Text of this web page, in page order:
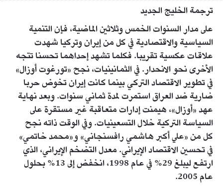
ترجمة الخليج الجديد
على مدار السنوات الخمس وثلاثين الماضية، فإن التنمية
السياسية والاقتصادية في كل من إيران وتركيا شهدت
علاقات عكسية تقريبا. فكلما تشهد إحداهما تحسنا تتجه
الأخرى نحو الانحدار. في الثمانينيات، نجح «تورغوت أوزال»
في تطوير الاقتصاد التركي بينما كانت إيران تخوض حربا
ضارية ضد العراق استمرت لمدة ثماني سنوات. وبعد نهاية
عهد «أوزال»، هيمنت إدارات متعاقبة غير مستقرة على
السياسة التركية خلال التسعينيات. وفي الوقت ذاته نجح
كل من «علي أكبر هاشمي رافسنجاني» و«محمد خاتمي»
في تحسين الاقتصاد الإيراني. معدل التضخم الإيراني، الذي
ارتفع ليبلغ 29% في عام 1998، انخفض إلى 13% بحلول
عام 2005.